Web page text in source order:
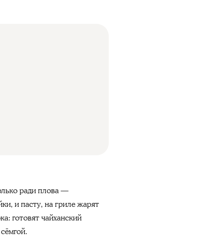
ради плова —
и пасту, на гриле жарят
готовят чайханский